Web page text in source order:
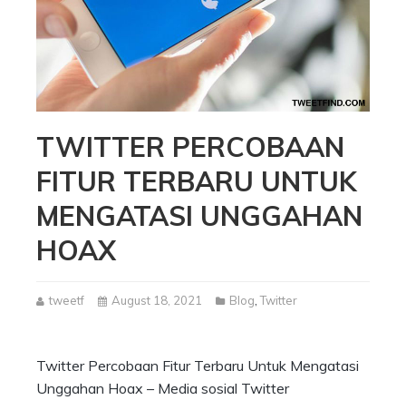
TWITTER PERCOBAAN
FITUR TERBARU UNTUK
MENGATASI UNGGAHAN
HOAX
tweetf August 18, 2021 Blog ,Twitter
Twitter Percobaan Fitur Terbaru Untuk Mengatasi
Unggahan Hoax – Media sosial Twitter